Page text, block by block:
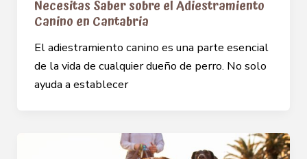
Necesitas Saber sobre el Adiestramiento
Canino en Cantabria
El adiestramiento canino es una parte esencial
de la vida de cualquier dueño de perro. No solo
ayuda a establecer